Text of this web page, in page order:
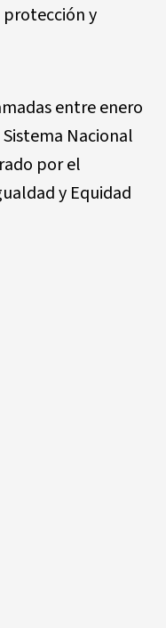
protección y
entre enero
Nacional
por el
y Equidad